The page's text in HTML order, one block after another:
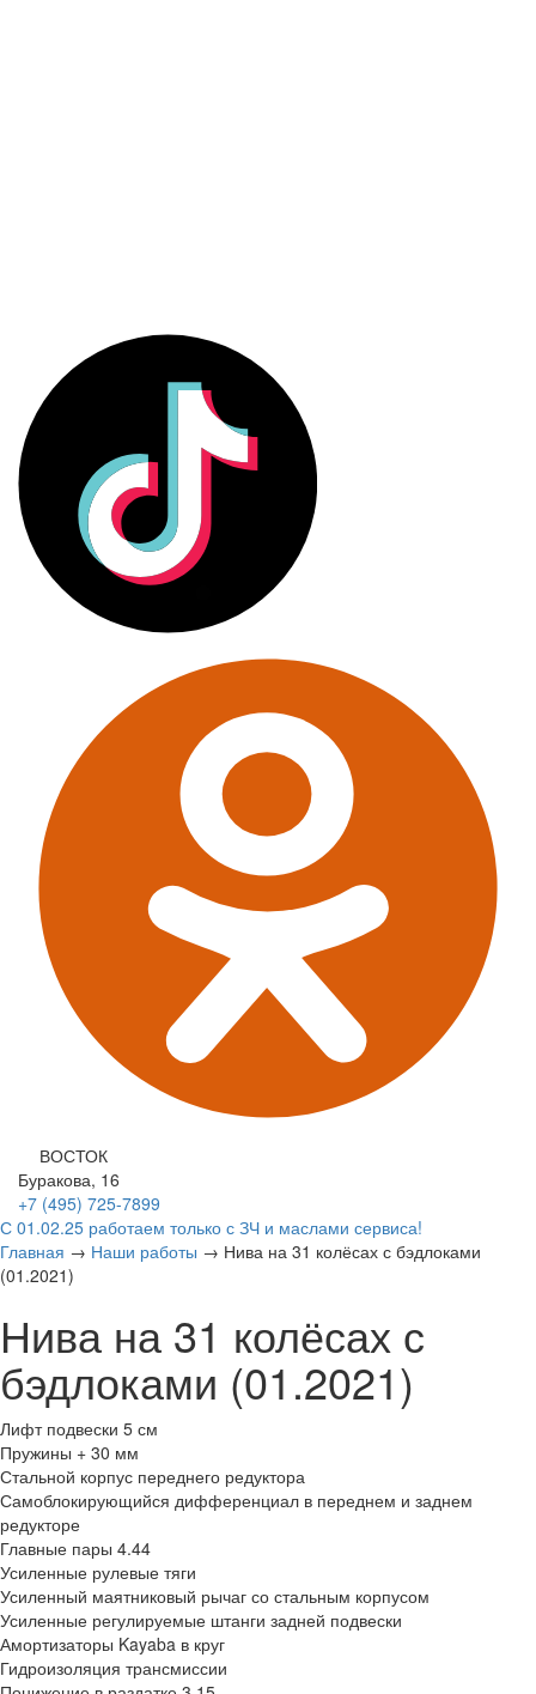
ВОСТОК
Буракова, 16
+7 (495) 725-7899
С 01.02.25 работаем только с ЗЧ и маслами сервиса!
Главная → Наши работы → Нива на 31 колёсах с бэдлоками
(01.2021)
Нива на 31 колёсах с
бэдлоками (01.2021)
Лифт подвески 5 см
Пружины + 30 мм
Стальной корпус переднего редуктора
Самоблокирующийся дифференциал в переднем и заднем
редукторе
Главные пары 4.44
Усиленные рулевые тяги
Усиленный маятниковый рычаг со стальным корпусом
Усиленные регулируемые штанги задней подвески
Амортизаторы Kayaba в круг
Гидроизоляция трансмиссии